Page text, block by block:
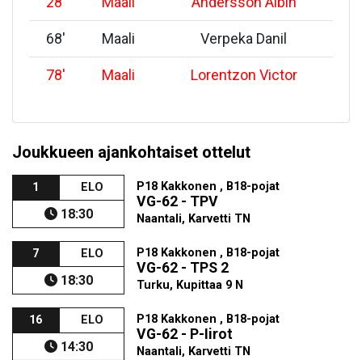
68' Maali Verpeka Danil
78' Maali Lorentzon Victor
Joukkueen ajankohtaiset ottelut
1 ELO
18:30
P18 Kakkonen , B18-pojat
VG-62 - TPV
Naantali, Karvetti TN
7 ELO
18:30
P18 Kakkonen , B18-pojat
VG-62 - TPS 2
Turku, Kupittaa 9 N
16 ELO
14:30
P18 Kakkonen , B18-pojat
VG-62 - P-Iirot
Naantali, Karvetti TN